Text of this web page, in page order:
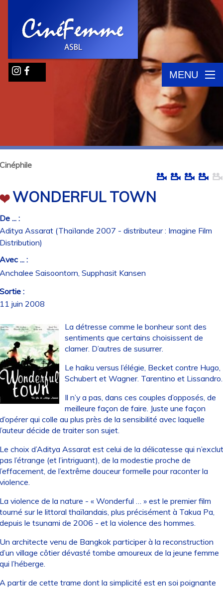
MENU
WONDERFUL TOWN
... :
Assarat (Thaïlande 2007 - distributeur : Imagine Film
... :
Saisoontorn, Supphasit Kansen
:
juin 2008
La détresse comme le bonheur sont des
sentiments que certains choisissent de
clamer. D’autres de susurrer.
Le haiku versus l’élégie, Becket contre Hugo,
Schubert et Wagner. Tarentino et Lissandro.
Il n’y a pas, dans ces couples d’opposés, de
meilleure façon de faire. Juste une façon
qui colle au plus près de la sensibilité avec laquelle
décide de traiter son sujet.
choix d’Aditya Assarat est celui de la délicatesse qui n’exclut
l’étrange (et l’intriguant), de la modestie proche de
de l’extrême douceur formelle pour raconter la
violence de la nature - « Wonderful … » est le premier film
sur le littoral thaïlandais, plus précisément à Takua Pa,
le tsunami de 2006 - et la violence des hommes.
architecte venu de Bangkok participer à la reconstruction
village côtier dévasté tombe amoureux de la jeune femme
l’héberge.
partir de cette trame dont la simplicité est en soi poignante